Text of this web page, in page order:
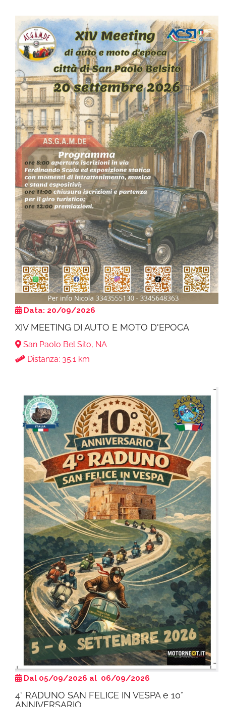
Data: 20/09/2026
XIV MEETING DI AUTO E MOTO D'EPOCA
San Paolo Bel Sito, NA
Distanza: 35.1 km
Dal 05/09/2026 al 06/09/2026
4° RADUNO SAN FELICE IN VESPA e 10°
ANNIVERSARIO